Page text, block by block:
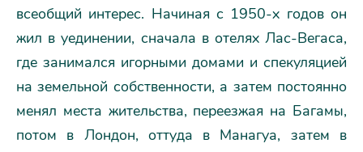
всеобщий интерес. Начиная с 1950-х годов он
жил в уединении, сначала в отелях Лас-Вегаса,
где занимался игорными домами и спекуляцией
на земельной собственности, а затем постоянно
менял места жительства, переезжая на Багамы,
потом в Лондон, оттуда в Манагуа, затем в